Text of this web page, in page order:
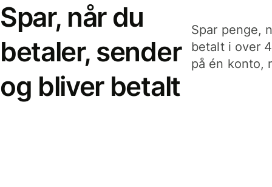
Spar, når du
betaler, sender
og bliver betalt
Spar penge,
betalt i over
på én konto,